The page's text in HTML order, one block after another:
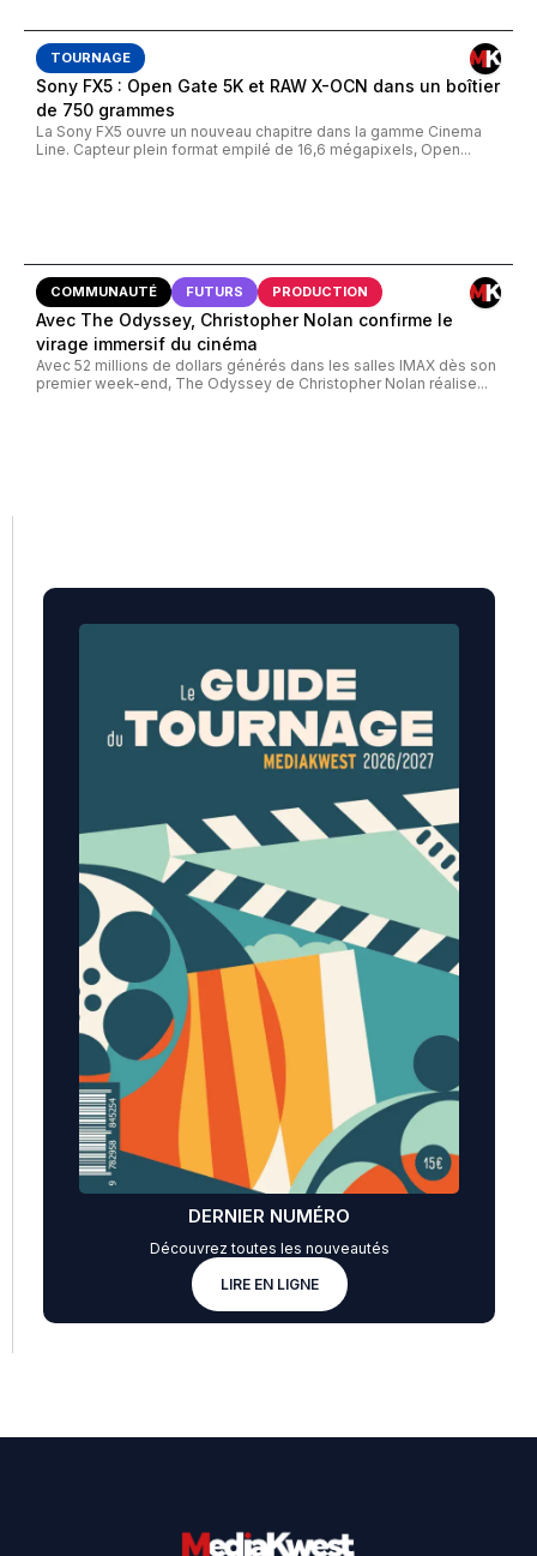
TOURNAGE
Sony FX5 : Open Gate 5K et RAW X-OCN dans un boîtier
de 750 grammes
La Sony FX5 ouvre un nouveau chapitre dans la gamme Cinema
Line. Capteur plein format empilé de 16,6 mégapixels, Open...
COMMUNAUTÉ FUTURS PRODUCTION
Avec The Odyssey, Christopher Nolan confirme le
virage immersif du cinéma
Avec 52 millions de dollars générés dans les salles IMAX dès son
premier week-end, The Odyssey de Christopher Nolan réalise...
DERNIER NUMÉRO
Découvrez toutes les nouveautés
LIRE EN LIGNE